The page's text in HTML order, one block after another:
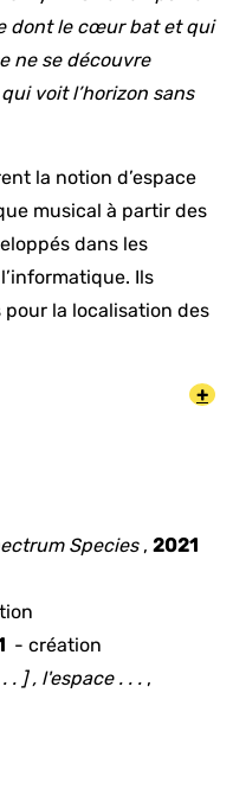
dont le cœur bat et qui
ne se découvre
voit l’horizon sans
la notion d’espace
musical à partir des
dans les
Ils
la localisation des
+
Species, 2021
- création
. ] , l'espace . . . ,